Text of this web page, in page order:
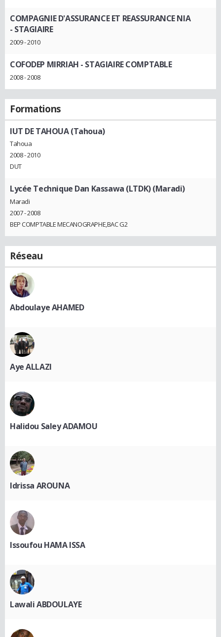
COMPAGNIE D'ASSURANCE ET REASSURANCE NIA
- STAGIAIRE
2009 - 2010
COFODEP MIRRIAH - STAGIAIRE COMPTABLE
2008 - 2008
Formations
IUT DE TAHOUA (Tahoua)
Tahoua
2008 - 2010
DUT
Lycée Technique Dan Kassawa (LTDK) (Maradi)
Maradi
2007 - 2008
BEP COMPTABLE MECANOGRAPHE,BAC G2
Réseau
Abdoulaye AHAMED
Aye ALLAZI
Halidou Saley ADAMOU
Idrissa AROUNA
Issoufou HAMA ISSA
Lawali ABDOULAYE